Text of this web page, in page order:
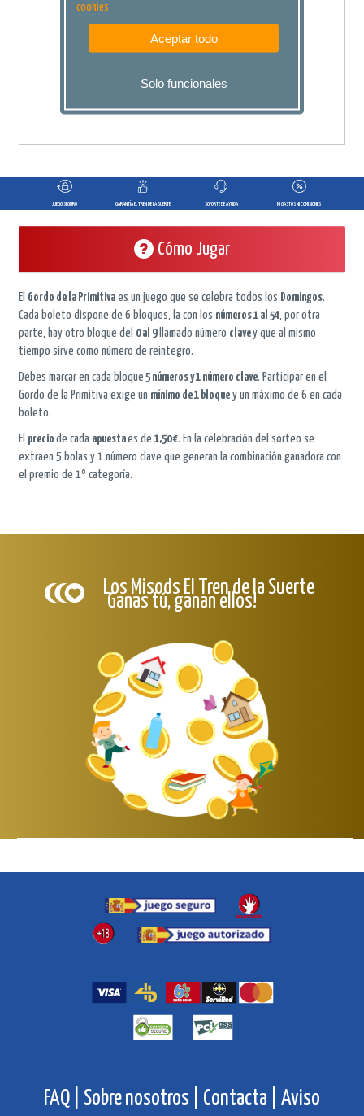
AÑADIR A
JUEGO SEGURO GARANTÍA EL TREN DE LA SUERTE SOPORTE DE AYUDA NI GASTOS NI COMISIONES
Cómo Jugar
El Gordo de la Primitiva es un juego que se celebra todos los Domingos.
Cada boleto dispone de 6 bloques, la con los números 1 al 54, por otra
parte, hay otro bloque del 0 al 9llamado número clavey que al mismo
tiempo sirve como número de reintegro.
Debes marcar en cada bloque 5 números y 1 número clave. Participar en el
Gordo de la Primitiva exige un mínimo de 1 bloque y un máximo de 6 en cada
boleto.
El preciode cada apuestaes de1,50 €. En la celebración del sorteo se
extraen 5 bolas y 1 número clave que generan la combinación ganadora con
el premio de 1º categoría.
Los Misods El Tren de la Suerte
Ganas tú, ganan ellos!
Próximamente te anunciaremos que puedes hacer
Pero recuerda, con cada compra ya estás donando!
FAQ | Sobre nosotros | Contacta | Aviso
cookies
Aceptar todo
Solo funcionales